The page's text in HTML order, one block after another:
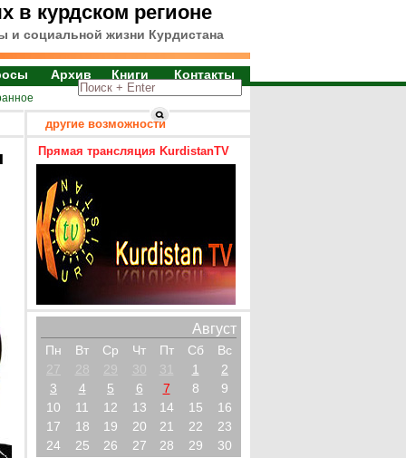
в курдском регионе
и социальной жизни Курдистана
Архив Книги Контакты
другие возможности
Прямая трансляция KurdistanTV
Август
Пн Вт Ср Чт Пт Сб
Вс
27
28 29 30 31 1
2
3
4 5 6 7 8
9
10
11 12 13 14 15
16
17
18 19 20 21 22
23
24
25 26 27 28 29 30